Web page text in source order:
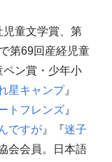
童文学賞、第
第69回産経児童
ペン賞・少年小
星キャンプ』
トフレンズ』
ですが』『迷子
会会員。日本語